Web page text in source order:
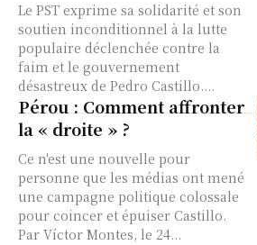
Le PST exprime sa solidarité et son
soutien inconditionnel à la lutte
populaire déclenchée contre la
faim et le gouvernement
désastreux de Pedro Castillo....
Pérou : Comment affronter
la « droite » ?
Ce n'est une nouvelle pour
personne que les médias ont mené
une campagne politique colossale
pour coincer et épuiser Castillo.
Par Víctor Montes, le 24...